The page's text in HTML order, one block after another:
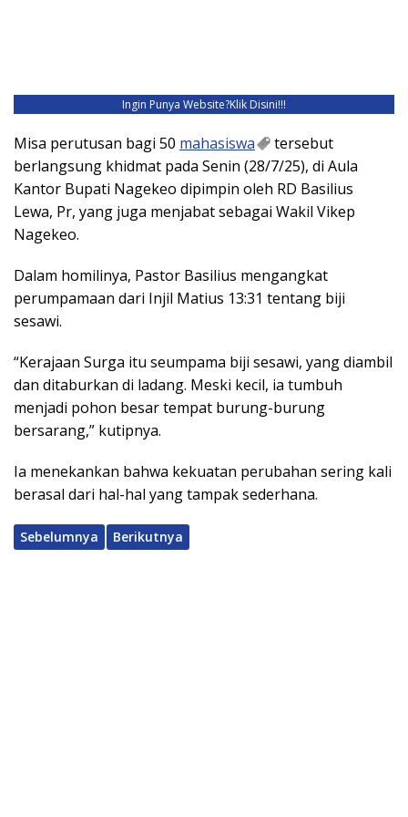
Ingin Punya Website?Klik Disini!!!
Misa perutusan bagi 50 mahasiswa
tersebut
berlangsung khidmat pada Senin (28/7/25), di Aula
Kantor Bupati Nagekeo dipimpin oleh RD Basilius
Lewa, Pr, yang juga menjabat sebagai Wakil Vikep
Nagekeo.
Dalam homilinya, Pastor Basilius mengangkat
perumpamaan dari Injil Matius 13:31 tentang biji
sesawi.
“Kerajaan Surga itu seumpama biji sesawi, yang diambil
dan ditaburkan di ladang. Meski kecil, ia tumbuh
menjadi pohon besar tempat burung-burung
bersarang,” kutipnya.
Ia menekankan bahwa kekuatan perubahan sering kali
berasal dari hal-hal yang tampak sederhana.
Sebelumnya Berikutnya